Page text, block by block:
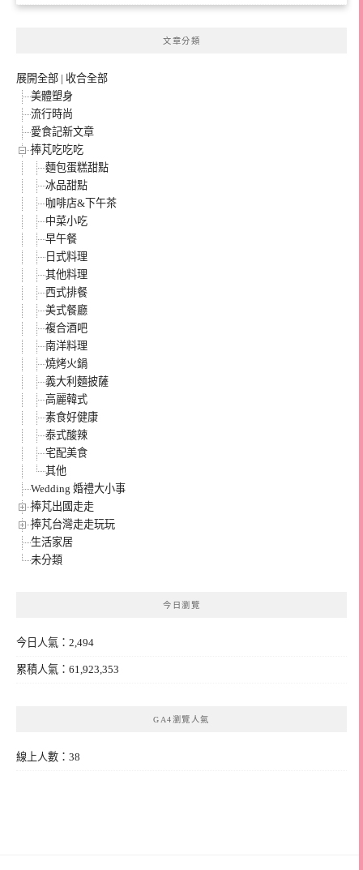
文章分類
展開全部 | 收合全部
美體塑身
流行時尚
愛食記新文章
捧芃吃吃吃
麵包蛋糕甜點
冰品甜點
咖啡店&下午茶
中菜小吃
早午餐
日式料理
其他料理
西式排餐
美式餐廳
複合酒吧
南洋料理
燒烤火鍋
義大利麵披薩
高麗韓式
素食好健康
泰式酸辣
宅配美食
其他
Wedding 婚禮大小事
捧芃出國走走
捧芃台灣走走玩玩
生活家居
未分類
今日瀏覽
今日人氣：2,494
累積人氣：61,923,353
GA4瀏覽人氣
線上人數：38